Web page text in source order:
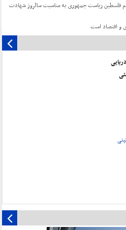
فلسطین ریاست جمهوری به مناسبت سالروز شهادت
و اقتصاد است